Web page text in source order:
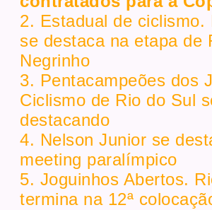
2. Estadual de ciclismo.
se destaca na etapa de
Negrinho
3. Pentacampeões dos
Ciclismo de Rio do Sul
destacando
4. Nelson Junior se
meeting paralímpico
5. Joguinhos Abertos.
termina na 12ª